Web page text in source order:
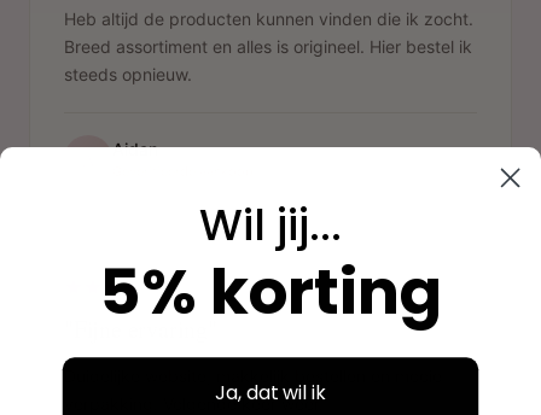
Heb altijd de producten kunnen vinden die ik zocht.
Breed assortiment en alles is origineel. Hier bestel ik
steeds opnieuw.
Aidan
verpakking. Volgende keer weer.
Wil jij...
5% korting
Ja, dat wil ik